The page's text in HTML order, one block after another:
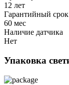
12 лет
Гарантийный срок
60 мес
Наличие датчика
Нет
Упаковка